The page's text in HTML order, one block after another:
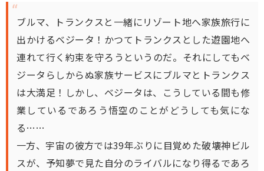
ブルマ、トランクスと一緒にリゾート地へ家族旅行に
出かけるベジータ！かつてトランクスとした遊園地へ
連れて行く約束を守ろうというのだ。それにしてもベ
ジータらしからぬ家族サービスにブルマとトランクス
は大満足！しかし、ベジータは、こうしている間も修
業しているであろう悟空のことがどうしても気にな
る……
一方、宇宙の彼方では39年ぶりに目覚めた破壊神ビル
スが、予知夢で見た自分のライバルになり得るであろ